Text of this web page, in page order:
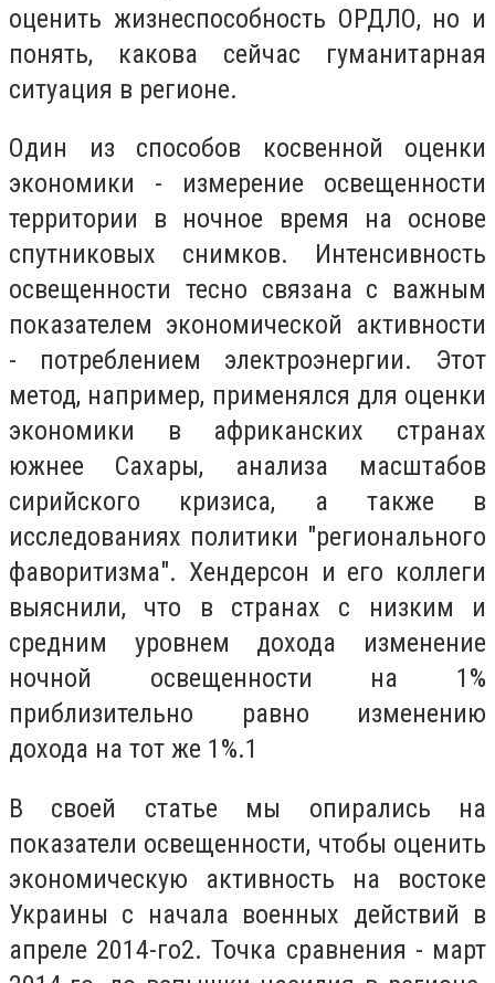
оценить жизнеспособность ОРДЛО, но и
понять, какова сейчас гуманитарная
ситуация в регионе.
Один из способов косвенной оценки
экономики - измерение освещенности
территории в ночное время на основе
спутниковых снимков. Интенсивность
освещенности тесно связана с важным
показателем экономической активности
- потреблением электроэнергии. Этот
метод, например, применялся для оценки
экономики в африканских странах
южнее Сахары, анализа масштабов
сирийского кризиса, а также в
исследованиях политики "регионального
фаворитизма". Хендерсон и его коллеги
выяснили, что в странах с низким и
средним уровнем дохода изменение
ночной освещенности на 1%
приблизительно равно изменению
дохода на тот же 1%.1
В своей статье мы опирались на
показатели освещенности, чтобы оценить
экономическую активность на востоке
Украины с начала военных действий в
апреле 2014-го2. Точка сравнения - март